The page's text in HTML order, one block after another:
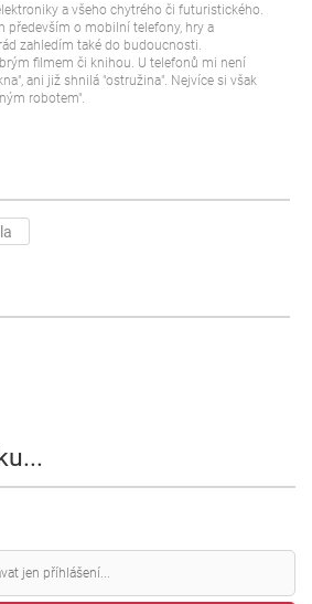
a všeho chytrého či futuristického.
především o mobilní telefony, hry a
zahledím také do budoucnosti.
filmem či knihou. U telefonů mi není
ani již shnilá "ostružina". Nejvíce si však
robotem".